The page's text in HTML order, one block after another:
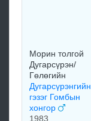
Морин толгой
Дугарсүрэн/
Гөлөгийн
Дугарсүрэнгийн
гэзэг Гомбын
хонгор
1983